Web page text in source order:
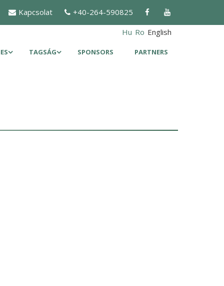
Kapcsolat +40-264-590825
Hu Ro English
TAGSÁG SPONSORS PARTNERS